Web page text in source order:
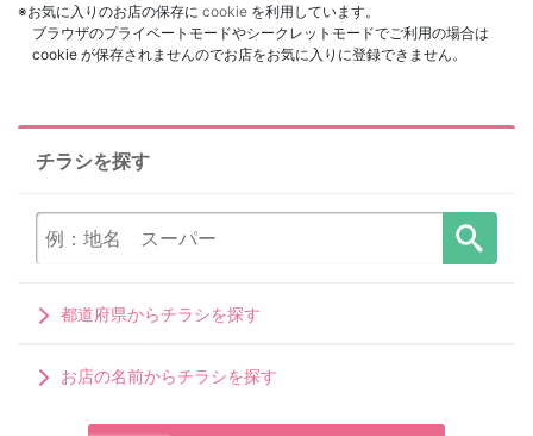
※お気に入りのお店の保存に cookie を利用しています。
ブラウザのプライベートモードやシークレットモードでご利用の場合は
cookie が保存されませんのでお店をお気に入りに登録できません。
チラシを探す
都道府県からチラシを探す
お店の名前からチラシを探す